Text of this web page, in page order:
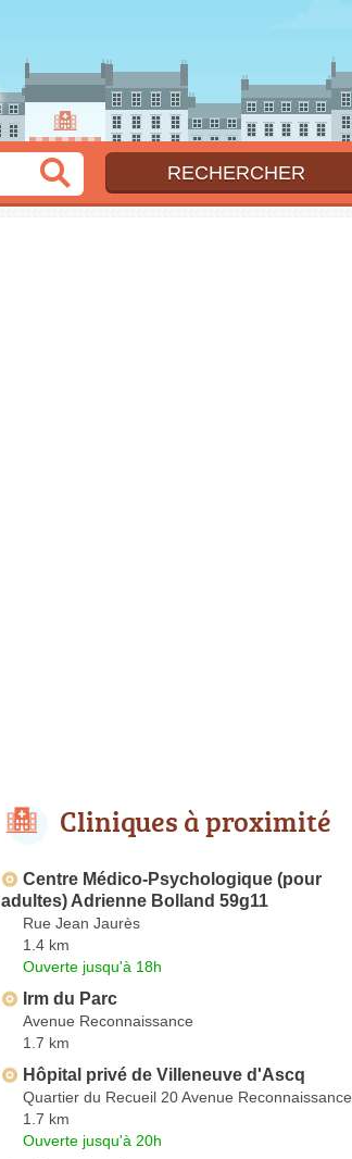
Cliniques à proximité
Centre Médico-Psychologique (pour
adultes) Adrienne Bolland 59g11
Rue Jean Jaurès
1.4 km
Ouverte jusqu'à 18h
Irm du Parc
Avenue Reconnaissance
1.7 km
Hôpital privé de Villeneuve d'Ascq
Quartier du Recueil 20 Avenue Reconnaissance
1.7 km
Ouverte jusqu'à 20h